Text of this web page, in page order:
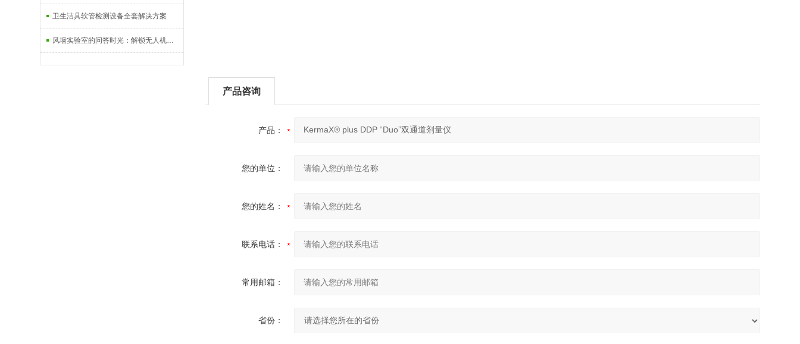
卫生洁具软管检测设备全套解决方案
风墙实验室的问答时光：解锁无人机抗风测试的核心密码
产品咨询
产品：
您的单位：
您的姓名：
联系电话：
常用邮箱：
省份：